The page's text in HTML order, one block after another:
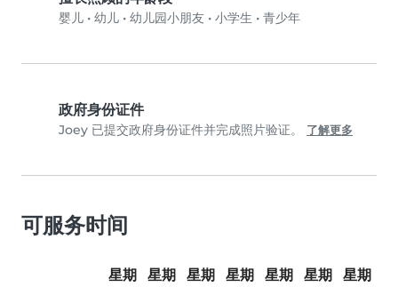
婴儿 • 幼儿 • 幼儿园小朋友 • 小学生 • 青少年
政府身份证件
Joey 已提交政府身份证件并完成照片验证。 了解更多
可服务时间
星期
星期
星期
星期
星期
星期
星期